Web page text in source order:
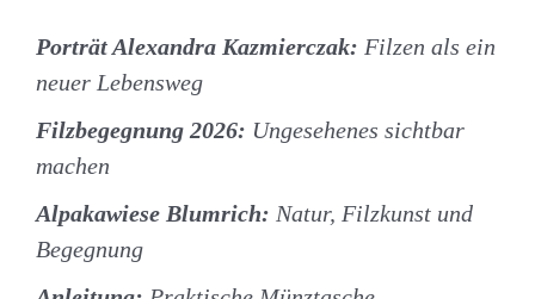
Porträt Alexandra Kazmierczak: Filzen als ein
neuer Lebensweg
Filzbegegnung 2026: Ungesehenes sichtbar
machen
Alpakawiese Blumrich: Natur, Filzkunst und
Begegnung